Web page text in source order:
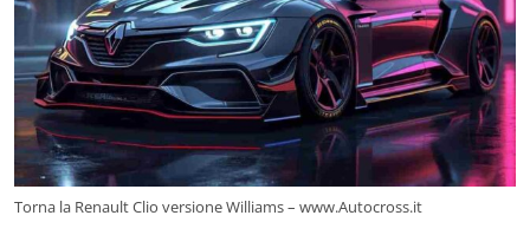
Torna la Renault Clio versione Williams – www.Autocross.it